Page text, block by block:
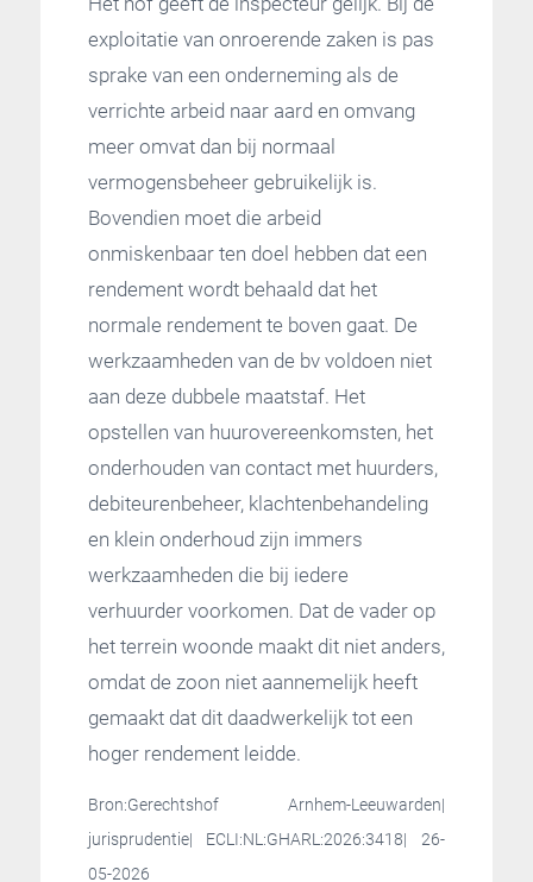
exploitatie van onroerende zaken is pas
sprake van een onderneming als de
verrichte arbeid naar aard en omvang
meer omvat dan bij normaal
vermogensbeheer gebruikelijk is.
Bovendien moet die arbeid
onmiskenbaar ten doel hebben dat een
rendement wordt behaald dat het
normale rendement te boven gaat. De
werkzaamheden van de bv voldoen niet
aan deze dubbele maatstaf. Het
opstellen van huurovereenkomsten, het
onderhouden van contact met huurders,
debiteurenbeheer, klachtenbehandeling
en klein onderhoud zijn immers
werkzaamheden die bij iedere
verhuurder voorkomen. Dat de vader op
het terrein woonde maakt dit niet anders,
omdat de zoon niet aannemelijk heeft
gemaakt dat dit daadwerkelijk tot een
hoger rendement leidde.
Bron:Gerechtshof Arnhem-Leeuwarden|
jurisprudentie| ECLI:NL:GHARL:2026:3418| 26-
05-2026